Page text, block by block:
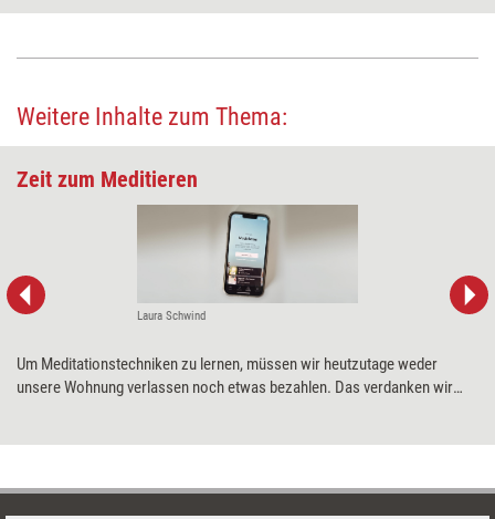
Weitere Inhalte zum Thema:
Zeit zum Meditieren
Laura Schwind
Um Meditationstechniken zu lernen, müssen wir heutzutage weder
unsere Wohnung verlassen noch etwas bezahlen. Das verdanken wir